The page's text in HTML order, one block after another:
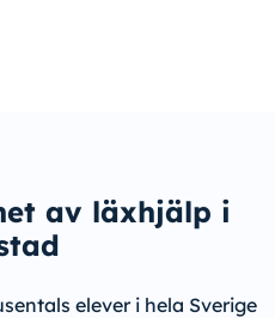
av läxhjälp i
elever i hela Sverige